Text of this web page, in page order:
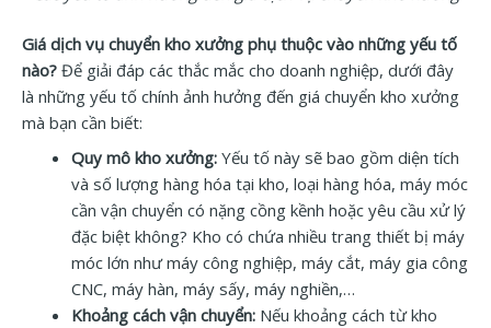
Giá dịch vụ chuyển kho xưởng phụ thuộc vào những yếu tố
nào? Để giải đáp các thắc mắc cho doanh nghiệp, dưới đây
là những yếu tố chính ảnh hưởng đến giá chuyển kho xưởng
mà bạn cần biết:
Quy mô kho xưởng: Yếu tố này sẽ bao gồm diện tích
và số lượng hàng hóa tại kho, loại hàng hóa, máy móc
cần vận chuyển có nặng cồng kềnh hoặc yêu cầu xử lý
đặc biệt không? Kho có chứa nhiều trang thiết bị máy
móc lớn như máy công nghiệp, máy cắt, máy gia công
CNC, máy hàn, máy sấy, máy nghiền,…
Khoảng cách vận chuyển: Nếu khoảng cách từ kho